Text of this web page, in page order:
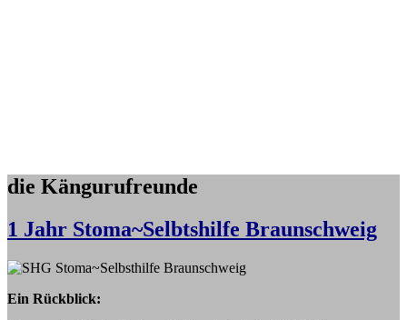
die Kängurufreunde
1 Jahr Stoma~Selbtshilfe Braunschweig
Ein Rückblick: